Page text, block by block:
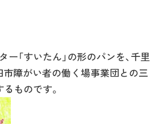
「すいたん」の形のパンを、千里
市障がい者の働く場事業団との三
ものです。